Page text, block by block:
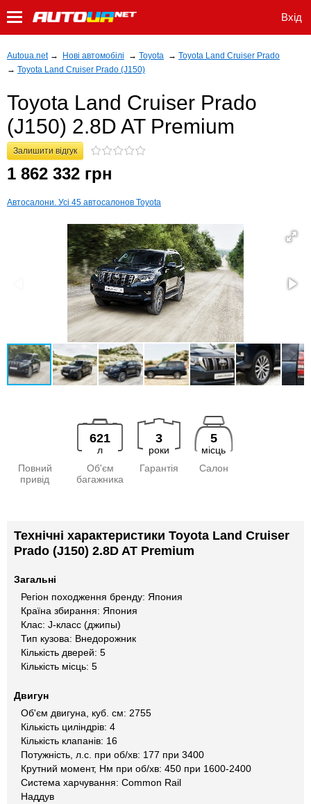
Вхід
Autoua.net → Нові автомобілі → Toyota → Toyota Land Cruiser Prado
→ Toyota Land Cruiser Prado (J150)
Toyota Land Cruiser Prado
(J150) 2.8D AT Premium
Залишити відгук
1 862 332 грн
Автосалони. Усі 45 автосалонов Toyota
Повний
привід
621
л
Об'єм
багажника
3
роки
Гарантія
5
місць
Салон
Технічні характеристики Toyota Land Cruiser
Prado (J150) 2.8D AT Premium
Загальні
Регіон походження бренду: Япония
Країна збирання: Япония
Клас: J-класс (джипы)
Тип кузова: Внедорожник
Кількість дверей: 5
Кількість місць: 5
Двигун
Об'єм двигуна, куб. см: 2755
Кількість циліндрів: 4
Кількість клапанів: 16
Потужність, л.с. при об/хв: 177 при 3400
Крутний момент, Нм при об/хв: 450 при 1600-2400
Система харчування: Common Rail
Наддув